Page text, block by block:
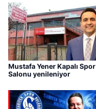
Mustafa Yener Kapalı Spor
Salonu yenileniyor